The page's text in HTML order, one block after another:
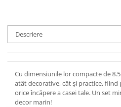
Descriere
Cu dimensiunile lor compacte de
atât decorative, cât și practice,
orice încăpere a casei tale. Un set
decor marin!